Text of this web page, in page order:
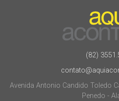
(82)
Avenida Antonio Candido Toledo
Penedo -